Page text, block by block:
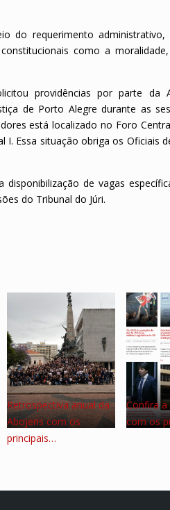
do requerimento
como a
providências por parte da
de Porto Alegre durante as
está localizado no Foro
Essa situação obriga os Oficiais
disponibilização de vagas
do Tribunal do Júri.
Retrospectiva anual da
Abojeris com os
principais…
Confira
com os